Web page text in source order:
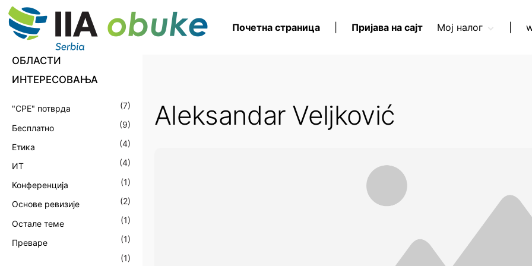
ОБЛАСТИ
ИНТЕРЕСОВАЊА
(7)
"CPE" потврда
(9)
Бесплатно
(4)
Етика
(4)
ИТ
(1)
Конференција
(2)
Основе ревизије
(1)
Остале теме
(1)
Преваре
(1)
Почетна страница Пријава на сајт Мој налог
Aleksandar Veljković